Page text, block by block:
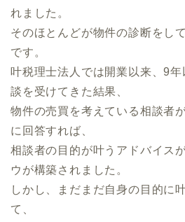
れました。
そのほとんどが物件の診断をし
です。
叶税理士法人では開業以来、9
談を受けてきた結果、
物件の売買を考えている相談者
に回答すれば、
相談者の目的が叶うアドバイス
ウが構築されました。
しかし、まだまだ自身の目的に
て、